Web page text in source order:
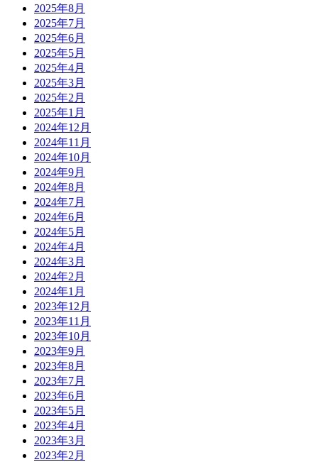
2025年8月
2025年7月
2025年6月
2025年5月
2025年4月
2025年3月
2025年2月
2025年1月
2024年12月
2024年11月
2024年10月
2024年9月
2024年8月
2024年7月
2024年6月
2024年5月
2024年4月
2024年3月
2024年2月
2024年1月
2023年12月
2023年11月
2023年10月
2023年9月
2023年8月
2023年7月
2023年6月
2023年5月
2023年4月
2023年3月
2023年2月